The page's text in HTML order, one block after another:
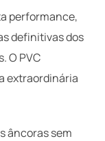
performance,
definitivas dos
O PVC
extraordinária
âncoras sem